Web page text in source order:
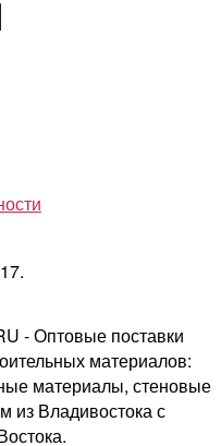
- Оптовые поставки
материалов:
материалы, стеновые
из Владивостока с